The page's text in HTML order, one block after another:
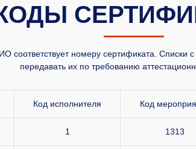
соответствует номеру сертификата. Списки
передавать их по требованию
Код исполнителя Код
1 1313